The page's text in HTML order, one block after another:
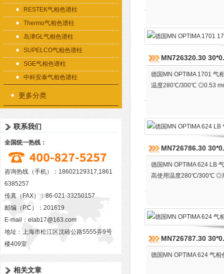
RESTEK气相色谱柱
Thermo气相色谱柱
岛津GL气相色谱柱
SUPELCO气相色谱柱
SGE气相色谱柱
中科安泰气相色谱柱
更多分类
联系我们
全国统一热线：
咨询热线（手机）：18602129317,1861
6385257
传真（FAX）：86-021-33250157
邮编（P.C）：201619
E-mail： elab17@163.com
地址：上海市松江区沈砖公路5555弄9号
楼409室
相关文章
MN726320.30
德国MN OPTIMA 1701 气
温度280℃/300℃ ◎0.53
MN726786.30
德国MN OPTIMA 624 LB
高使用温度280℃/300℃ ◎
MN726787.30
德国MN OPTIMA 624 气